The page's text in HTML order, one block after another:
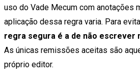
uso do Vade Mecum com anotações
aplicação dessa regra varia. Para
regra segura é a de não escrever
As únicas remissões aceitas são
próprio editor.